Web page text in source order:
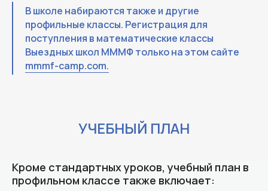
В школе набираются также и другие
профильные классы. Регистрация для
поступления в математические классы
Выездных школ МММФ только на этом сайте
mmmf-camp.com.
УЧЕБНЫЙ ПЛАН
Кроме стандартных уроков, учебный план в
профильном классе также включает: